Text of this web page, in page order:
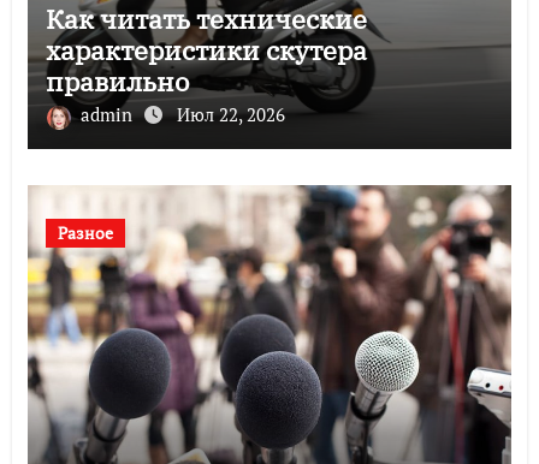
Как читать технические
характеристики скутера
правильно
admin Июл 22, 2026
Разное